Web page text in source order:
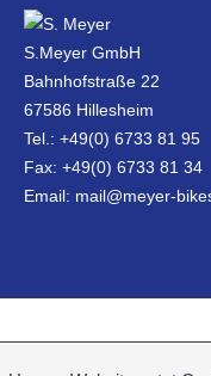
S.Meyer GmbH
Bahnhofstraße 22
67586 Hillesheim
Tel.: +49(0) 6733 81 95
Fax: +49(0) 6733 81 34
Email: mail@meyer-